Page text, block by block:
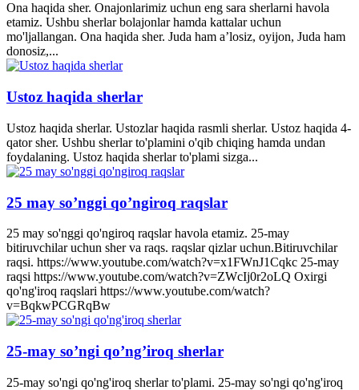
Ona haqida sher. Onajonlarimiz uchun eng sara sherlarni havola
etamiz. Ushbu sherlar bolajonlar hamda kattalar uchun
mo'ljallangan. Ona haqida sher. Juda ham a’losiz, oyijon, Juda ham
donosiz,...
Ustoz haqida sherlar
Ustoz haqida sherlar. Ustozlar haqida rasmli sherlar. Ustoz haqida 4-
qator sher. Ushbu sherlar to'plamini o'qib chiqing hamda undan
foydalaning. Ustoz haqida sherlar to'plami sizga...
25 may so’nggi qo’ngiroq raqslar
25 may so'nggi qo'ngiroq raqslar havola etamiz. 25-may
bitiruvchilar uchun sher va raqs. raqslar qizlar uchun.Bitiruvchilar
raqsi. https://www.youtube.com/watch?v=x1FWnJ1Cqkc 25-may
raqsi https://www.youtube.com/watch?v=ZWcIj0r2oLQ Oxirgi
qo'ng'iroq raqslari https://www.youtube.com/watch?
v=BqkwPCGRqBw
25-may so’ngi qo’ng’iroq sherlar
25-may so'ngi qo'ng'iroq sherlar to'plami. 25-may so'ngi qo'ng'iroq